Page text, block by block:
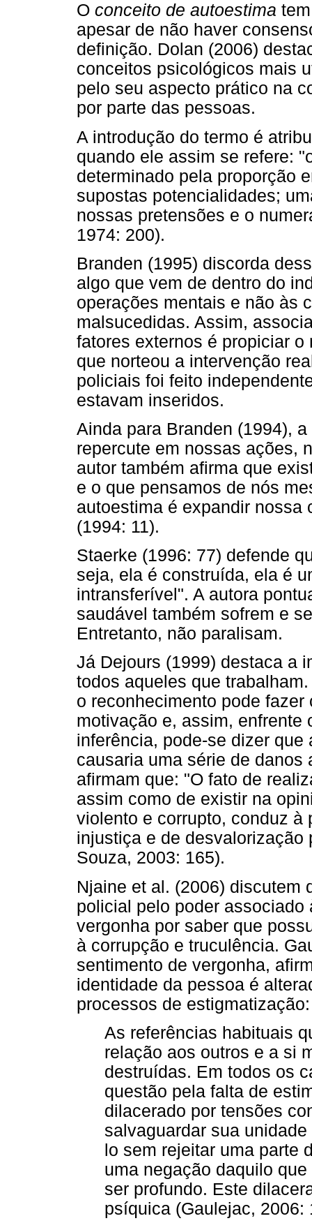
O conceito de autoestima
apesar de não haver
definição. Dolan (2006)
conceitos psicológicos mais
pelo seu aspecto prático na
por parte das pessoas.
A introdução do termo é
quando ele assim se refere:
determinado pela proporção
supostas potencialidades;
nossas pretensões e o
1974: 200).
Branden (1995) discorda
algo que vem de dentro do
operações mentais e não às
malsucedidas. Assim,
fatores externos é propiciar
que norteou a intervenção
policiais foi feito
estavam inseridos.
Ainda para Branden (1994),
repercute em nossas ações,
autor também afirma que
e o que pensamos de nós
autoestima é expandir nossa
(1994: 11).
Staerke (1996: 77) defende
seja, ela é construída, ela é
intransferível". A autora
saudável também sofrem e
Entretanto, não paralisam.
Já Dejours (1999) destaca a
todos aqueles que
o reconhecimento pode
motivação e, assim, enfrente
inferência, pode-se dizer
causaria uma série de danos
afirmam que: "O fato de
assim como de existir na
violento e corrupto, conduz à
injustiça e de desvalorização
Souza, 2003: 165).
Njaine et al. (2006) discutem
policial pelo poder
vergonha por saber que
à corrupção e truculência.
sentimento de vergonha,
identidade da pessoa é
processos de estigmatização:
As referências habituais
relação aos outros e a si
destruídas. Em todos os
questão pela falta de
dilacerado por tensões
salvaguardar sua
lo sem rejeitar uma parte
uma negação daquilo
ser profundo. Este
psíquica (Gaulejac, 2006: